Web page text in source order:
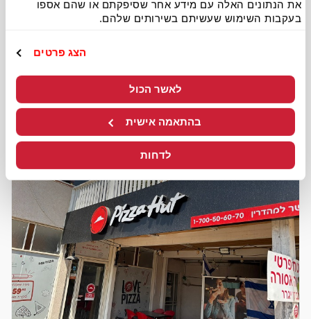
את הנתונים האלה עם מידע אחר שסיפקתם או שהם אספו
בעקבות השימוש שעשיתם בשירותים שלהם.
הצג פרטים
לאשר הכול
בהתאמה אישית
לדחות
רחובות
לפרטים נוספים להזמנה